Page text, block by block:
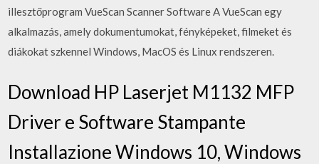
illesztőprogram VueScan Scanner Software A VueScan egy
alkalmazás, amely dokumentumokat, fényképeket, filmeket és
diákokat szkennel Windows, MacOS és Linux rendszeren.
Download HP Laserjet M1132 MFP
Driver e Software Stampante
Installazione Windows 10, Windows